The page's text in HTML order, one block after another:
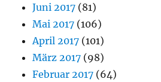
Juni 2017 (81)
Mai 2017 (106)
April 2017 (101)
März 2017 (98)
Februar 2017 (64)